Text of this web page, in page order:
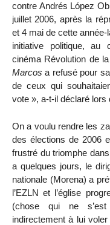
contre Andrés López
juillet 2006, après la
et 4 mai de cette
initiative politique, au
cinéma Révolution de
Marcos a refusé pour
de ceux qui
vote », a-t-il déclaré
On a voulu rendre les
des élections de 2006
frustré du triomphe
a quelques jours, le
nationale (Morena) a
l’EZLN et l’église
(chose qui ne s’est
indirectement à lui